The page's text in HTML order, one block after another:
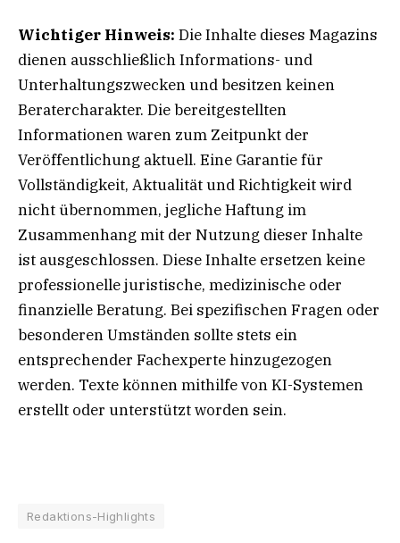
Wichtiger Hinweis: Die Inhalte dieses Magazins
dienen ausschließlich Informations- und
Unterhaltungszwecken und besitzen keinen
Beratercharakter. Die bereitgestellten
Informationen waren zum Zeitpunkt der
Veröffentlichung aktuell. Eine Garantie für
Vollständigkeit, Aktualität und Richtigkeit wird
nicht übernommen, jegliche Haftung im
Zusammenhang mit der Nutzung dieser Inhalte
ist ausgeschlossen. Diese Inhalte ersetzen keine
professionelle juristische, medizinische oder
finanzielle Beratung. Bei spezifischen Fragen oder
besonderen Umständen sollte stets ein
entsprechender Fachexperte hinzugezogen
werden. Texte können mithilfe von KI-Systemen
erstellt oder unterstützt worden sein.
Redaktions-Highlights